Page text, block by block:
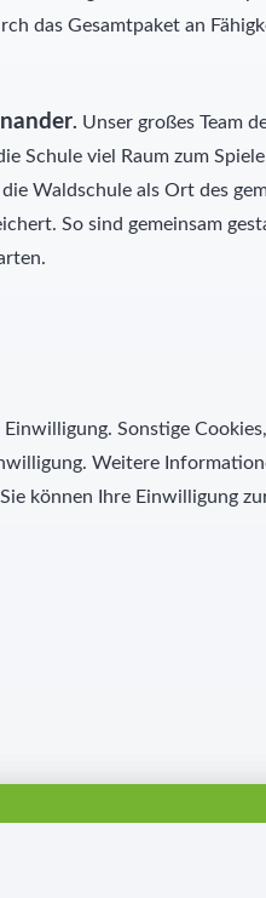
das Gesamtpaket an
. Unser großes Team
Schule viel Raum zum
Waldschule als Ort des
So sind gemeinsam
Sonstige
Weitere
können Ihre Einwilligung